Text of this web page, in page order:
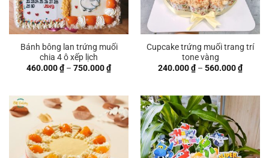
Bánh bông lan trứng muối
chia 4 ô xếp lịch
460.000₫ – 750.000₫Khoảng
giá:
đến
750.000 ₫
Cupcake trứng muối trang trí
tone vàng
240.000₫ – 560.000₫
giá:
đến